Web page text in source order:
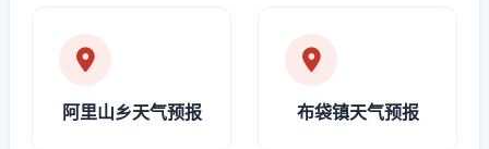
阿里山乡天气预报 布袋镇天气预报